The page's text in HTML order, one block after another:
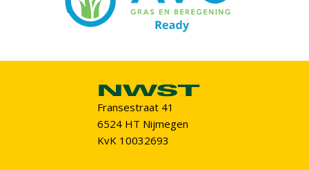
Fransestraat 41
6524 HT Nijmegen
KvK 10032693